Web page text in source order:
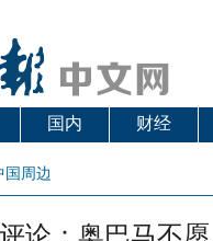
国内 财经
国周边